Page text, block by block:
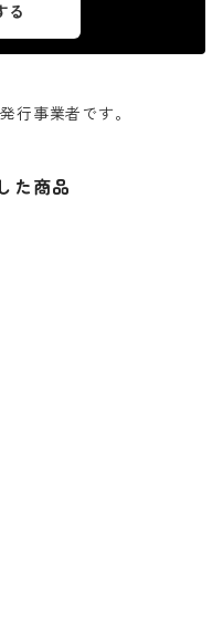
る
行事業者です。
た商品